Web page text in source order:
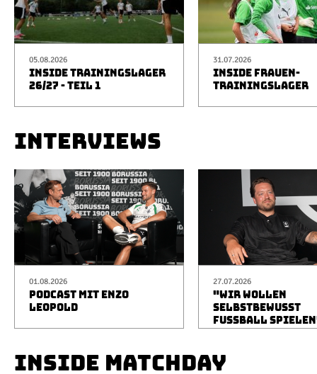
05.08.2026
INSIDE TRAININGSLAGER
26/27 - TEIL 1
31.07.2026
INSIDE FRAUEN-
TRAININGSLAGER
INTERVIEWS
01.08.2026
PODCAST MIT ENZO
LEOPOLD
27.07.2026
"WIR WOLLEN
SELBSTBEWUSST
FUSSBALL
INSIDE MATCHDAY